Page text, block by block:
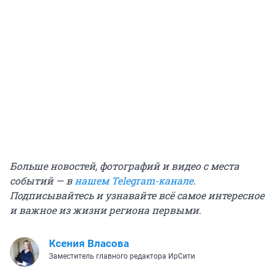
Больше новостей, фотографий и видео с места
событий — в нашем Telegram-канале.
Подписывайтесь и узнавайте всё самое интересное
и важное из жизни региона первыми.
Ксения Власова
Заместитель главного редактора ИрСити